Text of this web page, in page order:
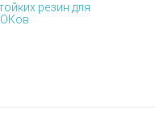
резин для